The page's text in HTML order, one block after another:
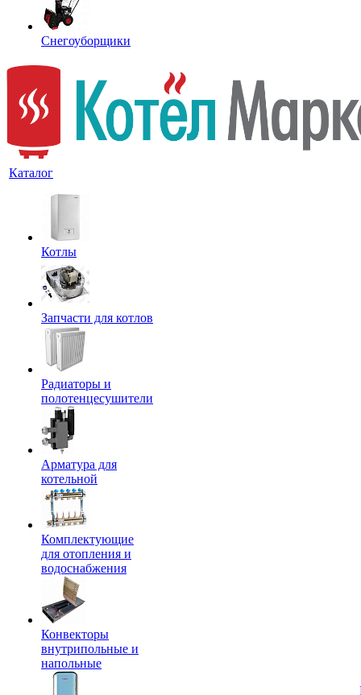
Снегоуборщики
Каталог
Котлы
Запчасти для котлов
Радиаторы и
полотенцесушители
Арматура для
котельной
Комплектующие
для отопления и
водоснабжения
Конвекторы
внутрипольные и
напольные